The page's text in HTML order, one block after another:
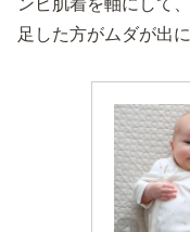
ンビ肌着を軸にして
足した方がムダが出に